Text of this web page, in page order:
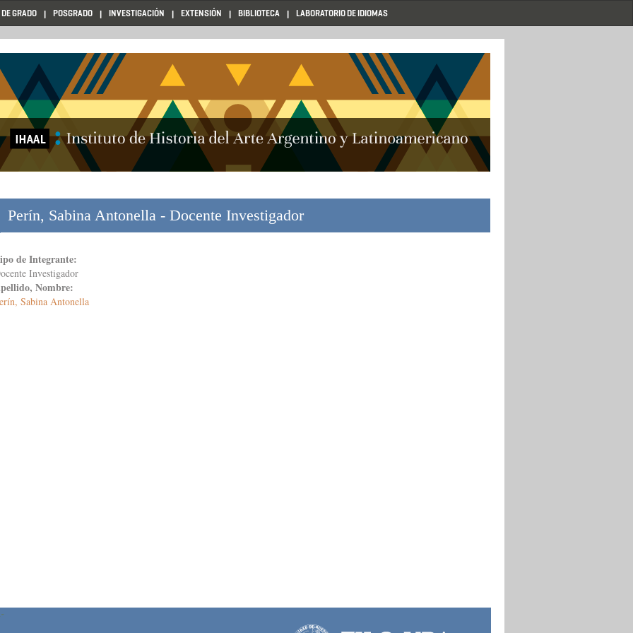
GRADO POSGRADO INVESTIGACIÓN EXTENSIÓN BIBLIOTECA LABORATORIO DE IDIOMAS
Perín, Sabina Antonella - Docente Investigador
de Integrante:
Investigador
Nombre:
Sabina Antonella